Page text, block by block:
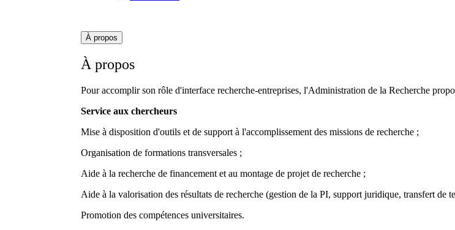
À propos
À propos
Pour accomplir son rôle d'interface recherche-entreprises, l'Administration de la Recherche
Service aux chercheurs
Mise à disposition d'outils et de support à l'accomplissement des missions de recherche ;
Organisation de formations transversales ;
Aide à la recherche de financement et au montage de projet de recherche ;
Aide à la valorisation des résultats de recherche (gestion de la PI, support juridique, transfert de
Promotion des compétences universitaires.